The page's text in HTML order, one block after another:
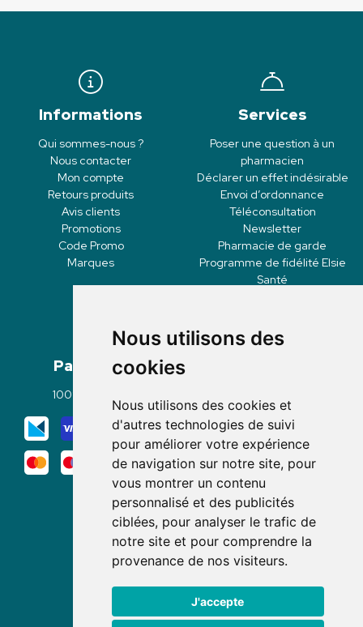
Nous utilisons des
cookies
Nous utilisons des cookies et
d'autres technologies de suivi
pour améliorer votre expérience
de navigation sur notre site, pour
vous montrer un contenu
personnalisé et des publicités
ciblées, pour analyser le trafic de
notre site et pour comprendre la
provenance de nos visiteurs.
J'accepte
Informations
Qui sommes-nous ?
Nous contacter
Mon compte
Retours produits
Avis clients
Promotions
Code Promo
Marques
Services
Poser une question à un
pharmacien
Déclarer un effet indésirable
Envoi d’ordonnance
Téléconsultation
Newsletter
Pharmacie de garde
Programme de fidélité Elsie
Santé
Paiement
100% sécurisé
Mode de livraison
Nous suivre